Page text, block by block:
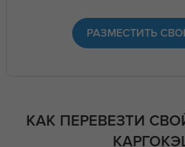
РАЗМЕСТИТЬ
КАК ПЕРЕВЕЗТИ